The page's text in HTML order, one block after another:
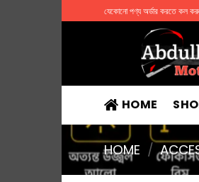
to
যেকোনো পণ্য অর্ডার করতে কল
HOME
HOME /